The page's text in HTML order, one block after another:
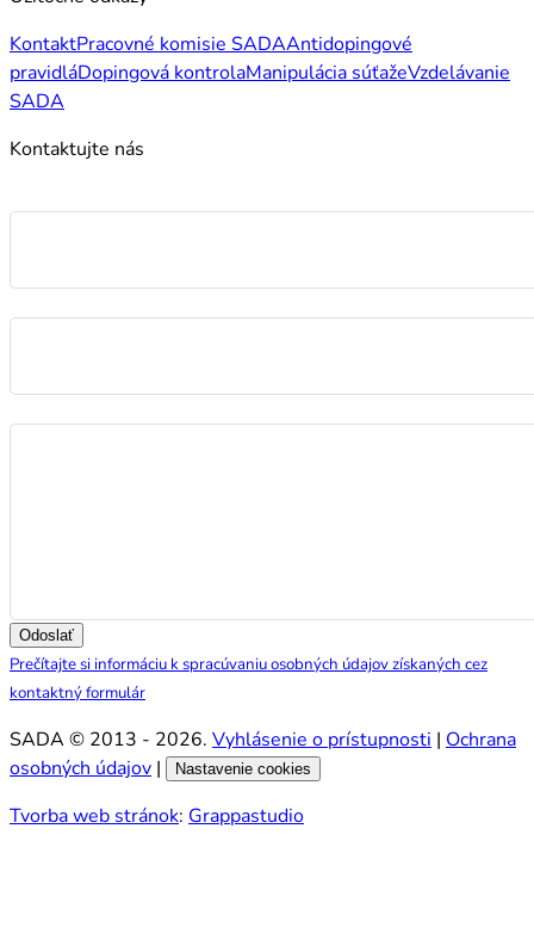
KontaktPracovné komisie SADAAntidopingové
pravidláDopingová kontrolaManipulácia súťažeVzdelávanie
SADA
Kontaktujte nás
Odoslať
Prečítajte si informáciu k spracúvaniu osobných údajov získaných cez
kontaktný formulár
SADA © 2013 - 2026. Vyhlásenie o prístupnosti | Ochrana
osobných údajov | Nastavenie cookies
Tvorba web stránok: Grappastudio